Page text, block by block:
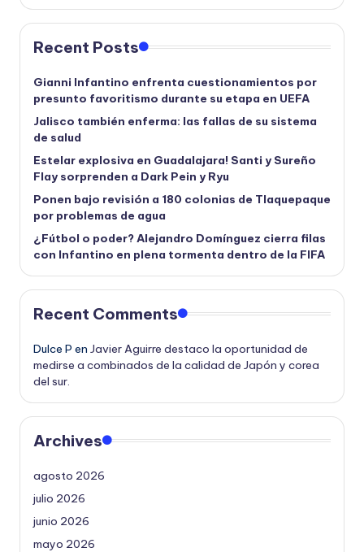
Recent Posts
Gianni Infantino enfrenta cuestionamientos por
presunto favoritismo durante su etapa en UEFA
Jalisco también enferma: las fallas de su sistema
de salud
Estelar explosiva en Guadalajara! Santi y Sureño
Flay sorprenden a Dark Pein y Ryu
Ponen bajo revisión a 180 colonias de Tlaquepaque
por problemas de agua
¿Fútbol o poder? Alejandro Domínguez cierra filas
con Infantino en plena tormenta dentro de la FIFA
Recent Comments
Dulce P en Javier Aguirre destaco la oportunidad de
medirse a combinados de la calidad de Japón y corea
del sur.
Archives
agosto 2026
julio 2026
junio 2026
mayo 2026